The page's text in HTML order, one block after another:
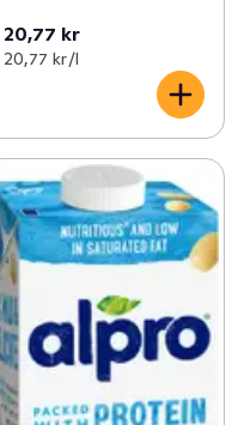
20,77 kr
20,77 kr /l